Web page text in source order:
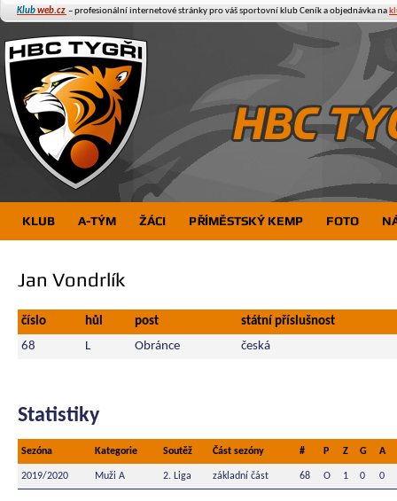
Klubweb.cz – profesionální internetové stránky pro váš sportovní klubCeník a objednávka na
KLUB A-TÝM ŽÁCI PŘÍMĚSTSKÝ KEMP FOTO
Jan Vondrlík
číslo hůl post
státní příslušnost
68
L Obránce česká
Statistiky
Sezóna Kategorie Soutěž Část sezóny # P Z G A
2019/2020 Muži A 2. Liga základní část 68 O 1 0 0